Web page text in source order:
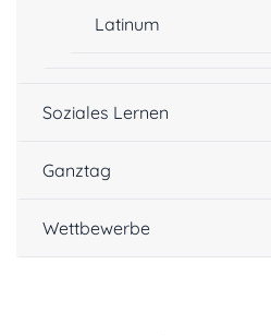
Latinum
Soziales Lernen
Ganztag
Wettbewerbe